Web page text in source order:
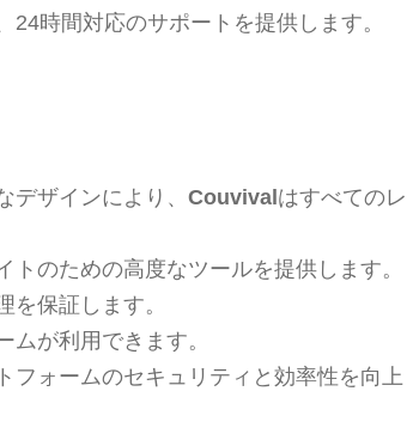
24時間対応のサポートを提供します。
デザインにより、 Couvivalはすべてのレ
のための高度なツールを提供します。
を保証します。
ムが利用できます。
フォームのセキュリティと効率性を向上